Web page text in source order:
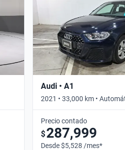
Audi • A1
2021 • 33,000 km •
Precio contado
$287,999
Desde $5,528 /mes*